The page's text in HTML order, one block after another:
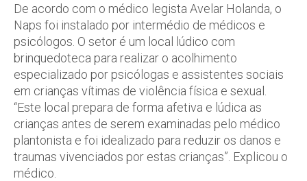
De acordo com o médico legista Avelar Holanda, o
Naps foi instalado por intermédio de médicos e
psicólogos. O setor é um local lúdico com
brinquedoteca para realizar o acolhimento
especializado por psicólogas e assistentes sociais
em crianças vítimas de violência física e sexual.
“Este local prepara de forma afetiva e lúdica as
crianças antes de serem examinadas pelo médico
plantonista e foi idealizado para reduzir os danos e
traumas vivenciados por estas crianças”. Explicou o
médico.